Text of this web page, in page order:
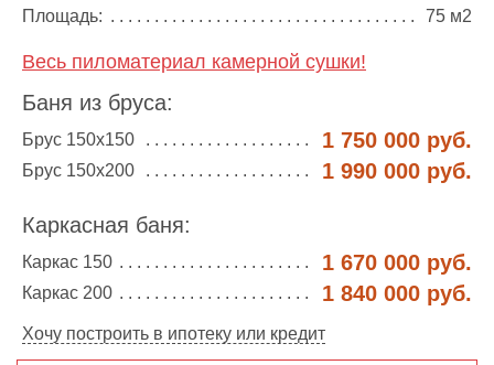
Площадь:
75 м2
Весь пиломатериал камерной сушки!
Баня из бруса:
Брус 150х150 1 750 000 руб.
Брус 150х200 1 990 000 руб.
Каркасная баня:
Каркас 150 1 670 000 руб.
Каркас 200 1 840 000 руб.
Хочу построить в ипотеку или кредит